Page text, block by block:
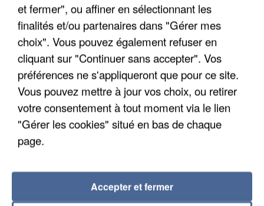
UN SECOND CADRE DE LA DZ MAFIA
INTERPELLÉ EN ALGÉRIE
et fermer", ou affiner en sélectionnant les
finalités et/ou partenaires dans "Gérer mes
choix". Vous pouvez également refuser en
cliquant sur "Continuer sans accepter". Vos
préférences ne s'appliqueront que pour ce site.
Vous pouvez mettre à jour vos choix, ou retirer
votre consentement à tout moment via le lien
"Gérer les cookies" situé en bas de chaque
page.
Accepter et fermer